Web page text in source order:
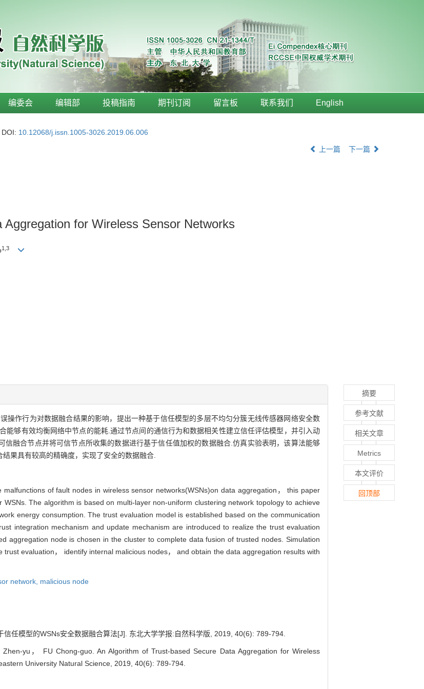
编委会 编辑部 投稿指南 期刊订阅 留言板 联系我们 English
DOI: 10.12068/j.issn.1005-3026.2019.06.006
上一篇 下一篇
for Wireless Sensor Networks
1,3
操作行为对数据融合结果的影响，提出一种基于信任模型的多层不均匀分簇无线传感器网络安全数
能够有效均衡网络中节点的能耗.通过节点间的通信行为和数据相关性建立信任评估模型，并引入动
融合节点并将可信节点所收集的数据进行基于信任值加权的数据融合.仿真实验表明，该算法能够
果具有较高的精确度，实现了安全的数据融合.
of fault nodes in wireless sensor networks(WSNs)on data aggregation， this paper
The algorithm is based on multi-layer non-uniform clustering network topology to achieve
energy consumption. The trust evaluation model is established based on the communication
integration mechanism and update mechanism are introduced to realize the trust evaluation
aggregation node is chosen in the cluster to complete data fusion of trusted nodes. Simulation
evaluation， identify internal malicious nodes， and obtain the data aggregation results with
network, malicious node
信任模型的WSNs安全数据融合算法[J]. 东北大学学报:自然科学版, 2019, 40(6): 789-794.
yu， FU Chong-guo. An Algorithm of Trust-based Secure Data Aggregation for Wireless
University Natural Science, 2019, 40(6): 789-794.
摘要
参考文献
相关文章
Metrics
本文评价
回顶部